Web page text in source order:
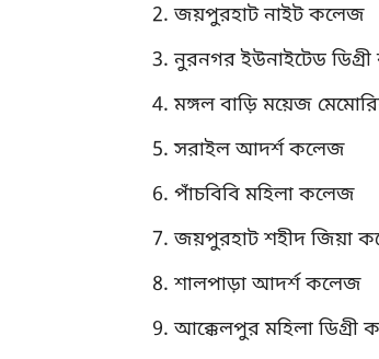
জয়পুরহাট নাইট কলেজ
নুরনগর ইউনাইটেড
মঙ্গল বাড়ি ময়েজ
সরাইল আদর্শ কলেজ
পাঁচবিবি মহিলা কলেজ
জয়পুরহাট শহীদ জিয়া
শালপাড়া আদর্শ কলেজ
আক্কেলপুর মহিলা ডিগ্রী